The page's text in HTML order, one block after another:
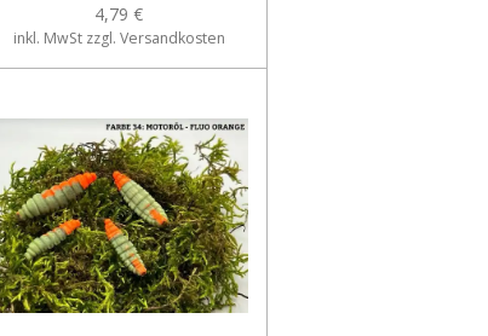
4,79 €
inkl. MwSt zzgl. Versandkosten